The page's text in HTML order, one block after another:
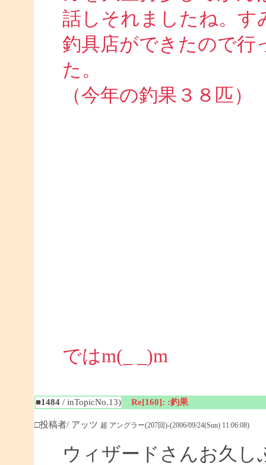
話しそれましたね。す
釣具店ができたので行
た。
（今年の釣果３８匹）
ではm(_ _)m
■1484/ inTopicNo.13) Re[160]: :釣果
□投稿者/ アッツ 超 アングラー(207回)-(2006/09/24(Sun) 11:06:08)
ウィザードさんお久し